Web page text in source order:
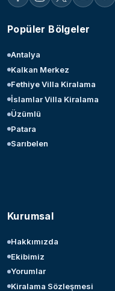
Popüler Bölgeler
Antalya
Kalkan Merkez
Fethiye Villa Kiralama
İslamlar Villa Kiralama
Üzümlü
Patara
Sarıbelen
Kurumsal
Hakkımızda
Ekibimiz
Yorumlar
Kiralama Sözleşmesi